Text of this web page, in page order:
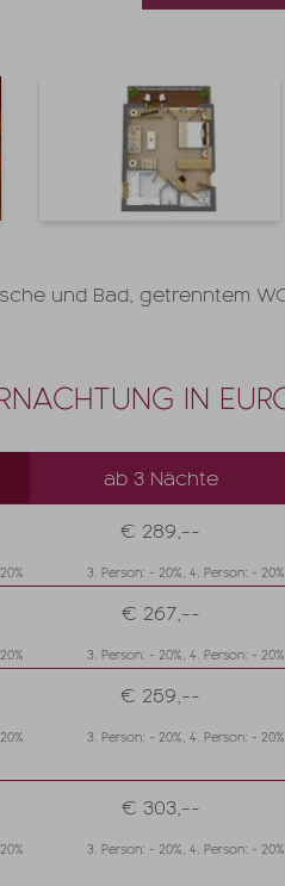
und Bad, getrenntem
IN
ab 3 Nächte
€ 289,--
3. Person: - 20%, 4. Person: - 20%
€ 267,--
3. Person: - 20%, 4. Person: - 20%
€ 259,--
3. Person: - 20%, 4. Person: - 20%
€ 303,--
3. Person: - 20%, 4. Person: - 20%